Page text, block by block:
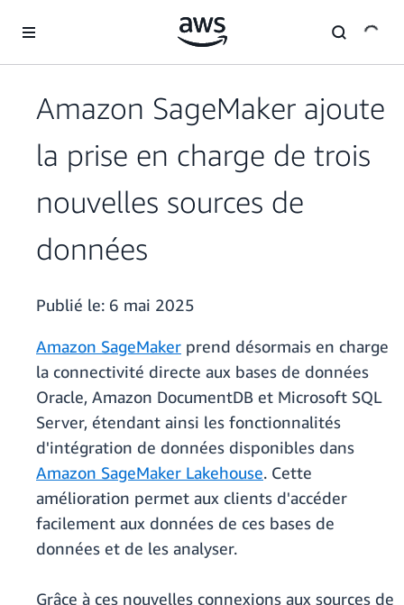
Amazon SageMaker ajoute
la prise en charge de trois
nouvelles sources de
données
Publié le: 6 mai 2025
Amazon SageMaker prend désormais en charge
la connectivité directe aux bases de données
Oracle, Amazon DocumentDB et Microsoft SQL
Server, étendant ainsi les fonctionnalités
d'intégration de données disponibles dans
Amazon SageMaker Lakehouse. Cette
amélioration permet aux clients d'accéder
facilement aux données de ces bases de
données et de les analyser.
Grâce à ces nouvelles connexions aux sources de